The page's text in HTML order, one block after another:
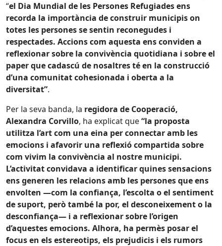
“el Dia Mundial de les Persones Refugiades ens
recorda la importància de construir municipis on
totes les persones se sentin reconegudes i
respectades. Accions com aquesta ens conviden a
reflexionar sobre la convivència quotidiana i sobre el
paper que cadascú de nosaltres té en la construcció
d’una comunitat cohesionada i oberta a la
diversitat”.
Per la seva banda, la regidora de Cooperació,
Alexandra Corvillo, ha explicat que“la proposta
utilitza l’art com una eina per connectar amb les
emocions i afavorir una reflexió compartida sobre
com vivim la convivència al nostre municipi.
L’activitat convidava a identificar quines sensacions
ens generen les relacions amb les persones que ens
envolten —com la confiança, l’escolta o el sentiment
de suport, però també la por, el desconeixement o la
desconfiança— i a reflexionar sobre l’origen
d’aquestes emocions. Alhora, ha permès posar el
focus en els estereotips, els prejudicis i els rumors